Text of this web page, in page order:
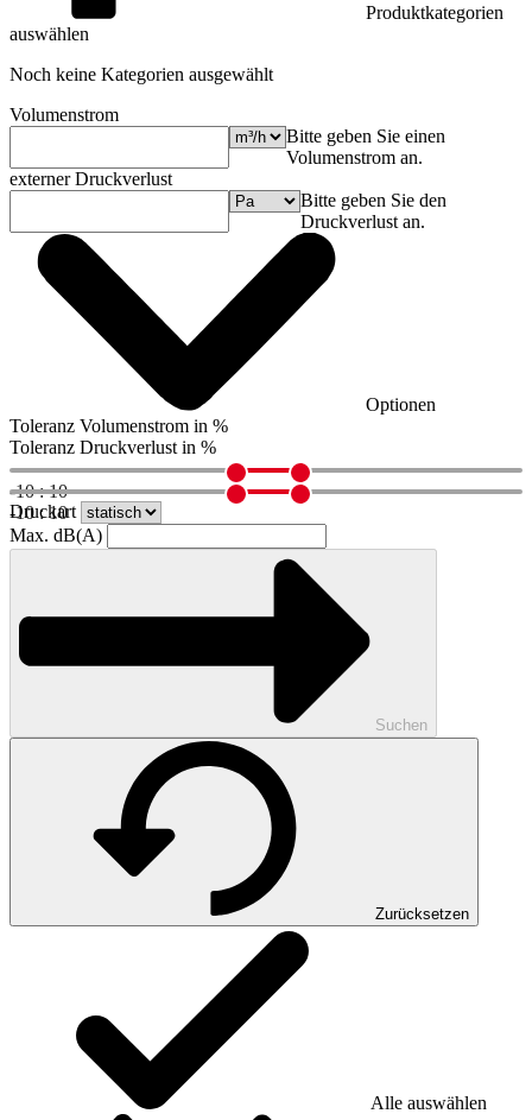
Produktkategorien
auswählen
Noch keine Kategorien ausgewählt
Volumenstrom
Bitte geben Sie einen
Volumenstrom an.
externer Druckverlust
Bitte geben Sie den
Druckverlust an.
Optionen
Toleranz Volumenstrom in %
Toleranz Druckverlust in %
-10 : 10
-10 : 10
Druckart
Max. dB(A)
Suchen
Zurücksetzen
Alle auswählen